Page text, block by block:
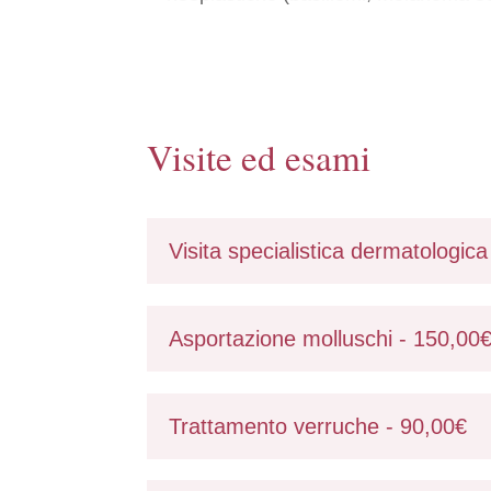
Visite ed esami
Visita specialistica
Asportazione molluschi - 150,00€
Trattamento verruche - 90,00€